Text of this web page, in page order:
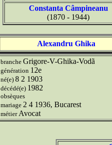
Constanta Câmpineanu
(1870 - 1944)
Alexandru Ghika
branche Grigore-V-Ghika-Vodã
génération 12e
né(e) 8 2 1903
décédé(e) 1982
obsèques
mariage 2 4 1936, Bucarest
métier Avocat